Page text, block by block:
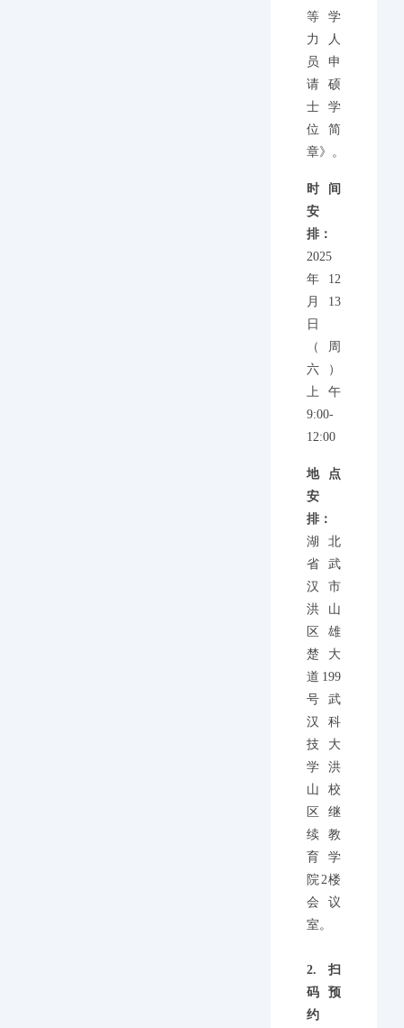
等学
力人
员申
请硕
士学
位简
章》。
时间
安
排：
2025
年12
月13
日
（周
六）
上午
9:00-
12:00
地点
安
排：
湖北
省武
汉市
洪山
区雄
楚大
道199
号武
汉科
技大
学洪
山校
区继
续教
育学
院2楼
会议
室。
2.扫
码预
约